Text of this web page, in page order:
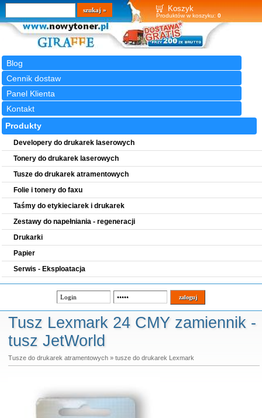
Koszyk
Produktów w koszyku: 0
Blog
Cennik dostaw
Panel Klienta
Kontakt
Wyszukiwarka
szukaj
Produkty
Developery do drukarek laserowych
Tonery do drukarek laserowych
Tusze do drukarek atramentowych
Folie i tonery do faxu
Taśmy do etykieciarek i drukarek
Zestawy do napełniania - regeneracji
Drukarki
Papier
Serwis - Eksploatacja
Tusz Lexmark 24 CMY zamiennik -
tusz JetWorld
Tusze do drukarek atramentowych» tusze do drukarek Lexmark